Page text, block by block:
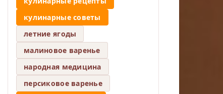
кулинарные советы
летние ягоды
малиновое варенье
народная медицина
персиковое варенье